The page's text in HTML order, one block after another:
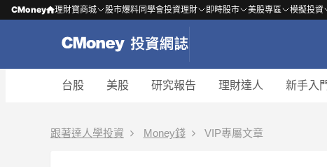
CMoney 理財寶商城 股市爆料同學會投資理財 即時股市 美股專區 模擬投資
台股 美股 研究報告 理財達人 新手入
跟著達人學投資 Money錢 VIP專屬文章